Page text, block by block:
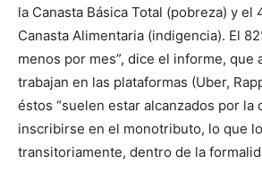
la Canasta Básica Total (pobreza) y el
Canasta Alimentaria (indigencia). El
menos por mes”, dice el informe, que
trabajan en las plataformas (Uber,
éstos “suelen estar alcanzados por la
inscribirse en el monotributo, lo que
transitoriamente, dentro de la